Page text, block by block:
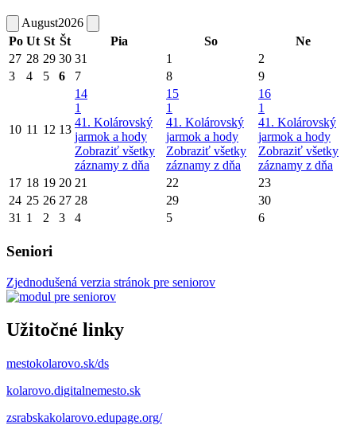
August2026
Po Ut St Št Pia So
Ne
27 28 29 30 31 1
2
3
4 5 6 7 8 9
10 11 12 13
14
1
41. Kolárovský
jarmok a hody
Zobraziť všetky
záznamy z dňa
15
1
41. Kolárovský
jarmok a hody
Zobraziť všetky
záznamy z dňa
16
1
41. Kolárovský
jarmok a hody
Zobraziť všetky
záznamy z dňa
17 18 19 20 21 22
23
24 25 26 27 28 29
30
31 1 2 3 4 5 6
Seniori
Zjednodušená verzia stránok pre seniorov
Užitočné linky
mestokolarovo.sk/ds
kolarovo.digitalnemesto.sk
zsrabskakolarovo.edupage.org/